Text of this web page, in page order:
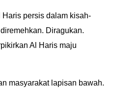
persis dalam kisah-
Diragukan.
Al Haris maju
masyarakat lapisan bawah.